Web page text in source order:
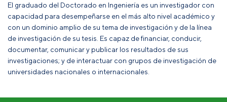
El graduado del Doctorado en Ingeniería es un investigador con
capacidad para desempeñarse en el más alto nivel académico y
con un dominio amplio de su tema de investigación y de la línea
de investigación de su tesis. Es capaz de financiar, conducir,
documentar, comunicar y publicar los resultados de sus
investigaciones; y de interactuar con grupos de investigación de
universidades nacionales o internacionales.